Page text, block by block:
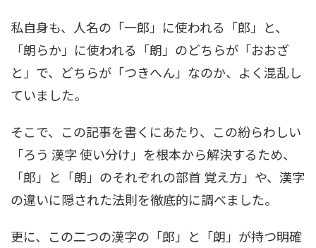
私自身も、人名の「一郎」に使われる「郎」と、
「朗らか」に使われる「朗」のどちらが「おおざ
と」で、どちらが「つきへん」なのか、よく混乱し
ていました。
そこで、この記事を書くにあたり、この紛らわしい
「ろう 漢字 使い分け」を根本から解決するため、
「郎」と「朗」のそれぞれの部首 覚え方」や、漢字
の違いに隠された法則を徹底的に調べました。
更に、この二つの漢字の「郎」と「朗」が持つ明確